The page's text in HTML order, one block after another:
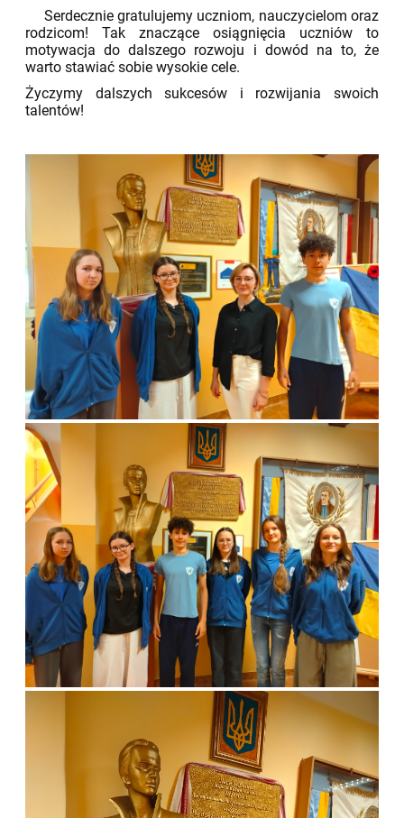
Serdecznie gratulujemy uczniom, nauczycielom oraz
rodzicom! Tak znaczące osiągnięcia uczniów to
motywacja do dalszego rozwoju i dowód na to, że
warto stawiać sobie wysokie cele.
Życzymy dalszych sukcesów i rozwijania swoich
talentów!